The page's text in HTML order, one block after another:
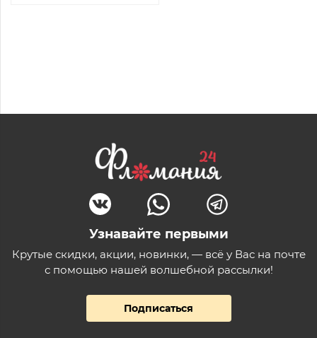
Узнавайте первыми
Крутые скидки, акции, новинки, — всё у Вас на почте
с помощью нашей волшебной рассылки!
Подписаться